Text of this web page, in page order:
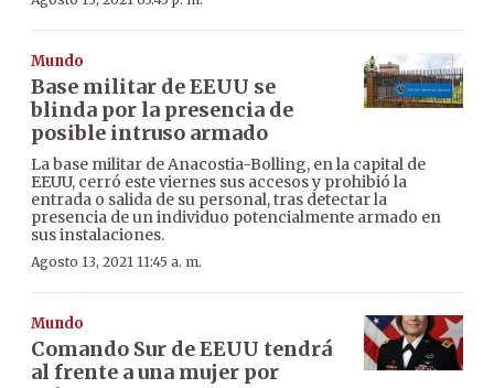
Mundo
Base militar de EEUU se
blinda por la presencia de
posible intruso armado
La base militar de Anacostia-Bolling, en la capital de
EEUU, cerró este viernes sus accesos y prohibió la
entrada o salida de su personal, tras detectar la
presencia de un individuo potencialmente armado en
sus instalaciones.
Agosto 13, 2021 11:45 a. m.
Mundo
Comando Sur de EEUU tendrá
al frente a una mujer por